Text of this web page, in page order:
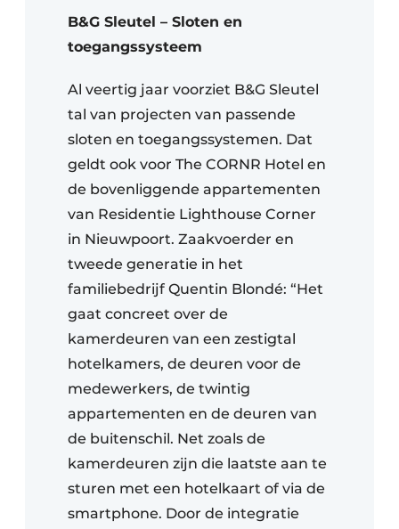
B&G Sleutel – Sloten en
toegangssysteem
Al veertig jaar voorziet B&G Sleutel
tal van projecten van passende
sloten en toegangssystemen. Dat
geldt ook voor The CORNR Hotel en
de bovenliggende appartementen
van Residentie Lighthouse Corner
in Nieuwpoort. Zaakvoerder en
tweede generatie in het
familiebedrijf Quentin Blondé: “Het
gaat concreet over de
kamerdeuren van een zestigtal
hotelkamers, de deuren voor de
medewerkers, de twintig
appartementen en de deuren van
de buitenschil. Net zoals de
kamerdeuren zijn die laatste aan te
sturen met een hotelkaart of via de
smartphone. Door de integratie